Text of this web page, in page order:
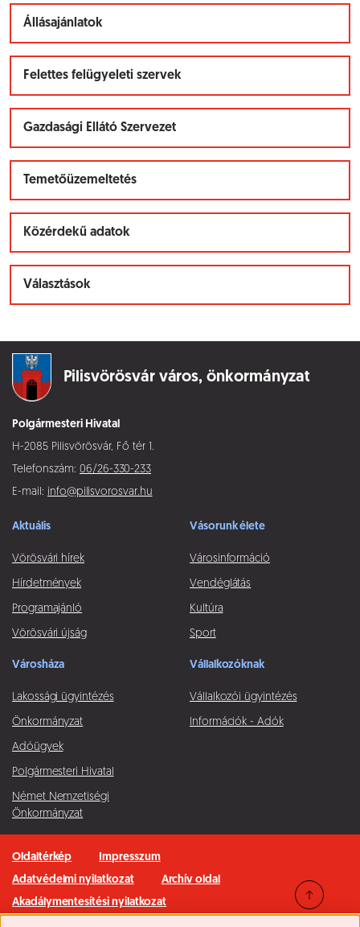
Állásajánlatok
Felettes felügyeleti szervek
Gazdasági Ellátó Szervezet
Temetőüzemeltetés
Közérdekű adatok
Választások
Pilisvörösvár város, önkormányzat
Polgármesteri Hivatal
H-2085 Pilisvörösvár, Fő tér 1.
Telefonszám: 06/26-330-233
E-mail: info@pilisvorosvar.hu
Aktuális
Vörösvári hírek
Hírdetmények
Programajánló
Vörösvári újság
Vásorunk élete
Városinformáció
Vendéglátás
Kultúra
Sport
Városháza
Lakossági ügyintézés
Önkormányzat
Adóügyek
Polgármesteri Hivatal
Német Nemzetiségi
Önkormányzat
Vállalkozóknak
Vállalkozói ügyintézés
Információk - Adók
Oldaltérkép
Impresszum
Adatvédelmi nyilatkozat
Archív oldal
Akadálymentesítési nyilatkozat